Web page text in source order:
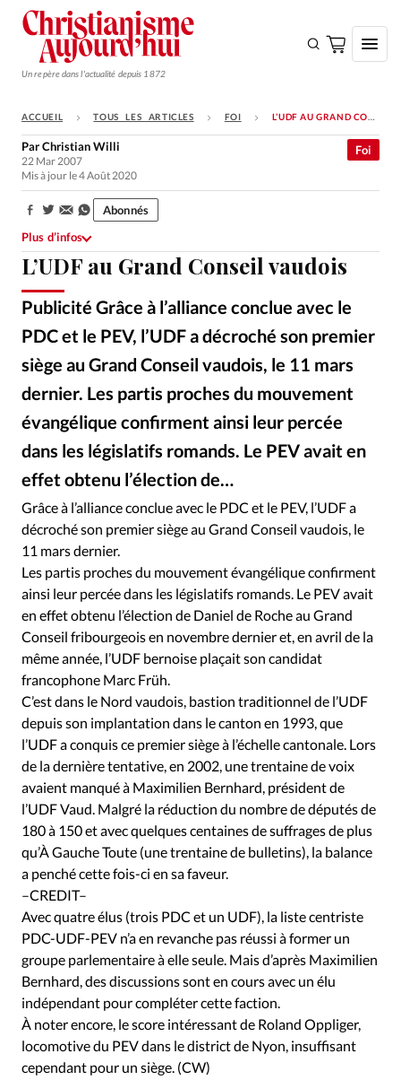
Un repère dans l'actualité depuis 1872
S'ABONNER
Monde
Opinions
Tous les articles
Faire un don
Emploi
Se connecter
Édition: Internationale
Devise: CHF
RUBRIQUES
Tous les articles
Actualité chrétienne
Actualité internationale
Chronique
Culture
Dossier
Eglises Foi
Opinions
Publireportage
Relations Aujourd'hui
Société
Tour du monde des Eglises
Trait d'Ixène
Vécu
Vie Intérieure
ACCUEIL TOUS LES ARTICLES FOI L’UDF AU GRAND CONSEIL VAUDOIS
L’UDF au Grand Conseil vaudois
Publicité Grâce à l’alliance conclue avec le
PDC et le PEV, l’UDF a décroché son premier
siège au Grand Conseil vaudois, le 11 mars
dernier. Les partis proches du mouvement
évangélique confirment ainsi leur percée
dans les législatifs romands. Le PEV avait en
effet obtenu l’élection de…
Foi
ParChristian Willi
22 Mar 2007
Mis à jour le 4 Août 2020
Partager:
Abonnés
Plus d’infos
Grâce à l’alliance conclue avec le PDC et le PEV, l’UDF a
décroché son premier siège au Grand Conseil vaudois, le
11 mars dernier.
Les partis proches du mouvement évangélique confirment
ainsi leur percée dans les législatifs romands. Le PEV avait
en effet obtenu l’élection de Daniel de Roche au Grand
Conseil fribourgeois en novembre dernier et, en avril de la
même année, l’UDF bernoise plaçait son candidat
francophone Marc Früh.
C’est dans le Nord vaudois, bastion traditionnel de l’UDF
depuis son implantation dans le canton en 1993, que
l’UDF a conquis ce premier siège à l’échelle cantonale. Lors
de la dernière tentative, en 2002, une trentaine de voix
avaient manqué à Maximilien Bernhard, président de
l’UDF Vaud. Malgré la réduction du nombre de députés de
180 à 150 et avec quelques centaines de suffrages de plus
qu’À Gauche Toute (une trentaine de bulletins), la balance
a penché cette fois-ci en sa faveur.
–CREDIT–
Avec quatre élus (trois PDC et un UDF), la liste centriste
PDC-UDF-PEV n’a en revanche pas réussi à former un
groupe parlementaire à elle seule. Mais d’après Maximilien
Bernhard, des discussions sont en cours avec un élu
indépendant pour compléter cette faction.
À noter encore, le score intéressant de Roland Oppliger,
locomotive du PEV dans le district de Nyon, insuffisant
cependant pour un siège. (CW)